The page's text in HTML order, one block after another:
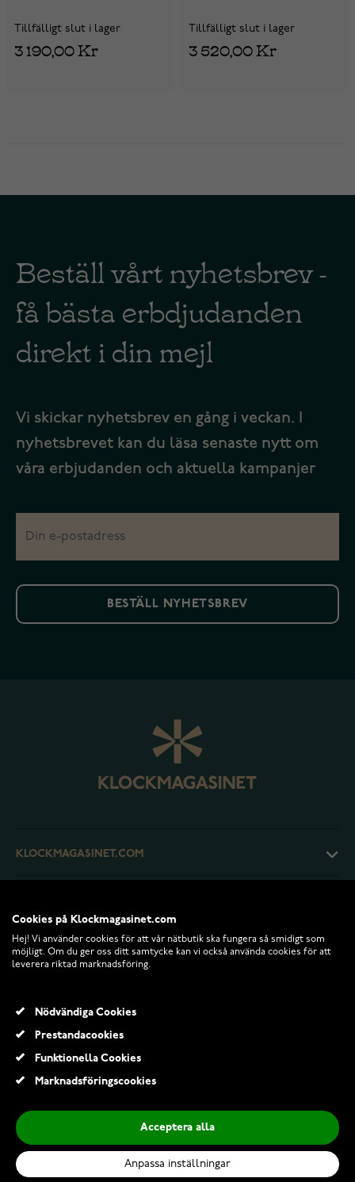
Tillfälligt slut i lager
3 190,00 Kr
Tillfälligt slut i lager
3 520,00 Kr
Beställ vårt nyhetsbrev -
få bästa erbdjudanden
direkt i din mejl
Vi skickar nyhetsbrev en gång i veckan. I
nyhetsbrevet kan du läsa senaste nytt om
våra erbjudanden och aktuella kampanjer
BESTÄLL NYHETSBREV
KLOCKMAGASINET.COM
RETURER OCH VILLKOR
Cookies på Klockmagasinet.com
Hej! Vi använder cookies för att vår nätbutik ska fungera så smidigt som
möjligt. Om du ger oss ditt samtycke kan vi också använda cookies för att
leverera riktad marknadsföring.
Nödvändiga Cookies
Prestandacookies
Funktionella Cookies
Marknadsföringscookies
Acceptera alla
Anpassa inställningar